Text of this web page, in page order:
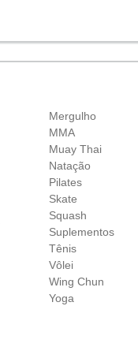
Mergulho
MMA
Muay Thai
Natação
Pilates
Skate
Squash
Suplementos
Tênis
Vôlei
Wing Chun
Yoga